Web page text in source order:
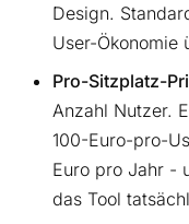
Design.
User-Ökonomie
Pro-Sitzplatz-
Anzahl Nutzer.
100-Euro-pro-
Euro pro Jahr -
das Tool